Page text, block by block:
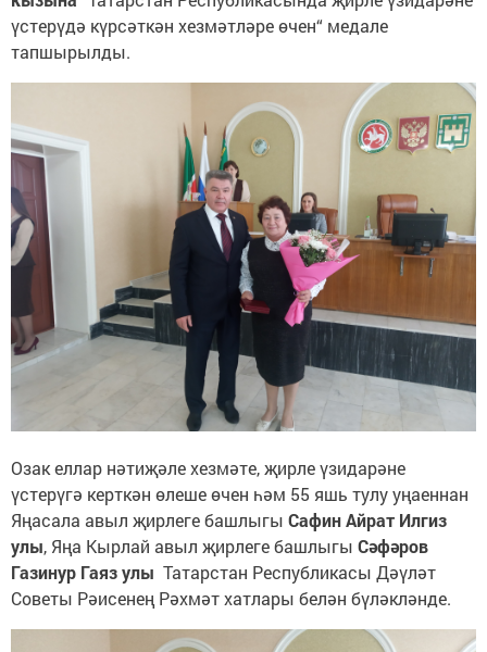
үстерүдә күрсәткән хезмәтләре өчен“ медале
тапшырылды.
Озак еллар нәтиҗәле хезмәте, җирле үзидарәне
үстерүгә керткән өлеше өчен һәм 55 яшь тулу уңаеннан
Яңасала авыл җирлеге башлыгы Сафин Айрат Илгиз
улы, Яңа Кырлай авыл җирлеге башлыгы Сәфәров
Газинур Гаяз улы Татарстан Республикасы Дәүләт
Советы Рәисенең Рәхмәт хатлары белән бүләкләнде.